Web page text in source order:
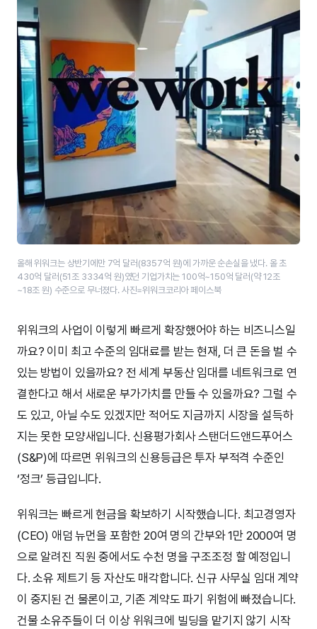
올해 위워크는 상반기에만 7억 달러(8357억 원)에 가까운 순손실을 냈다. 올 초
430억 달러(51조 3334억 원)였던 기업가치는 100억~150억 달러(약 12조
~18조 원) 수준으로 무너졌다. 사진=위워크코리아 페이스북
위워크의 사업이 이렇게 빠르게 확장했어야 하는 비즈니스일
까요? 이미 최고 수준의 임대료를 받는 현재, 더 큰 돈을 벌 수
있는 방법이 있을까요? 전 세계 부동산 임대를 네트워크로 연
결한다고 해서 새로운 부가가치를 만들 수 있을까요? 그럴 수
도 있고, 아닐 수도 있겠지만 적어도 지금까지 시장을 설득하
지는 못한 모양새입니다. 신용평가회사 스탠더드앤드푸어스
(S&P)에 따르면 위워크의 신용등급은 투자 부적격 수준인
‘정크’ 등급입니다.
위워크는 빠르게 현금을 확보하기 시작했습니다. 최고경영자
(CEO) 애덤 뉴먼을 포함한 20여 명의 간부와 1만 2000여 명
으로 알려진 직원 중에서도 수천 명을 구조조정 할 예정입니
다. 소유 제트기 등 자산도 매각합니다. 신규 사무실 임대 계약
이 중지된 건 물론이고, 기존 계약도 파기 위험에 빠졌습니다.
건물 소유주들이 더 이상 위워크에 빌딩을 맡기지 않기 시작